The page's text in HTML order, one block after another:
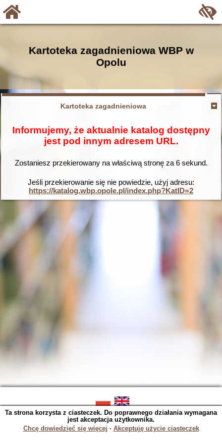
Kartoteka zagadnieniowa WBP w
Opolu
Kartoteka zagadnieniowa
Informujemy, że aktualnie katalog dostępny
jest pod innym adresem URL.
Zostaniesz przekierowany na właściwą stronę za 6sekund.
Jeśli przekierowanie się nie powiedzie, użyj adresu:
https://katalog.wbp.opole.pl/index.php?KatID=2
SOWA OPAC v. 5.22.16 (2023-06-07)
Wygenerowano w 0,0299 s.
Ta strona korzysta z ciasteczek. Do poprawnego działania wymagana
jest akceptacja użytkownika.
Chcę dowiedzieć się więcej ∙ Akceptuję użycie ciasteczek